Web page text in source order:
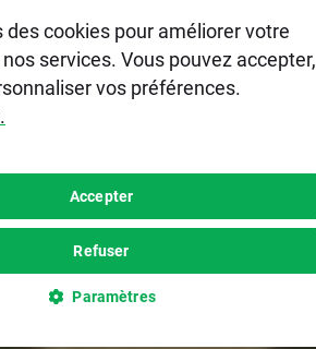
des cookies pour améliorer votre
services. Vous pouvez accepter,
vos préférences.
Accepter
Refuser
Paramètres